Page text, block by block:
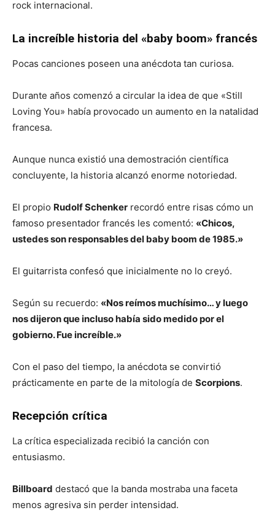
rock internacional.
La increíble historia del «baby boom» francés
Pocas canciones poseen una anécdota tan curiosa.
Durante años comenzó a circular la idea de que «Still
Loving You» había provocado un aumento en la natalidad
francesa.
Aunque nunca existió una demostración científica
concluyente, la historia alcanzó enorme notoriedad.
El propio Rudolf Schenker recordó entre risas cómo un
famoso presentador francés les comentó: «Chicos,
ustedes son responsables del baby boom de 1985.»
El guitarrista confesó que inicialmente no lo creyó.
Según su recuerdo: «Nos reímos muchísimo… y luego
nos dijeron que incluso había sido medido por el
gobierno. Fue increíble.»
Con el paso del tiempo, la anécdota se convirtió
prácticamente en parte de la mitología de Scorpions.
Recepción crítica
La crítica especializada recibió la canción con
entusiasmo.
Billboard destacó que la banda mostraba una faceta
menos agresiva sin perder intensidad.